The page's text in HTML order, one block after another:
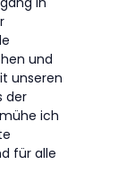
und
unseren
der
ich
für alle